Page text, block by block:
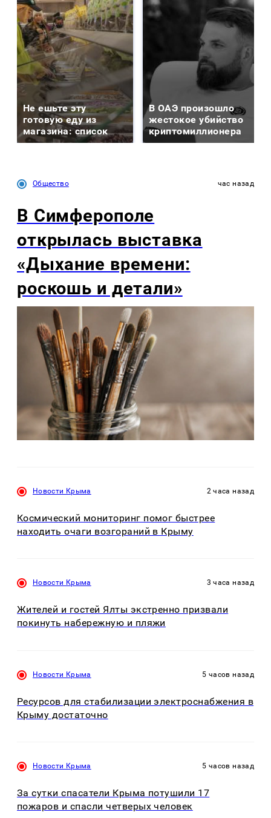
Не ешьте эту
готовую еду из
магазина: список
В ОАЭ произошло
жестокое убийство
криптомиллионера
Общество час назад
В Симферополе
открылась выставка
«Дыхание времени:
роскошь и детали»
Новости Крыма 2 часа назад
Космический мониторинг помог быстрее
находить очаги возгораний в Крыму
Новости Крыма 3 часа назад
Жителей и гостей Ялты экстренно призвали
покинуть набережную и пляжи
Новости Крыма 5 часов назад
Ресурсов для стабилизации электроснабжения в
Крыму достаточно
Новости Крыма 5 часов назад
За сутки спасатели Крыма потушили 17
пожаров и спасли четверых человек